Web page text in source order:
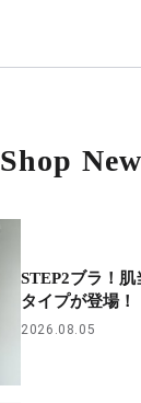
Shop
STEP2ブラ！
タイプが登場！
2026.08.05